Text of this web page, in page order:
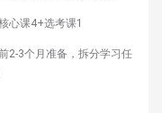
心课4+选考课1
2-3个月准备，拆分学习任